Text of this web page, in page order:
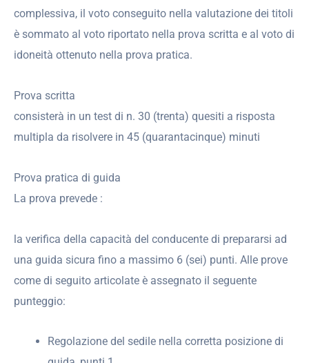
complessiva, il voto conseguito nella valutazione dei titoli
è sommato al voto riportato nella prova scritta e al voto di
idoneità ottenuto nella prova pratica.
Prova scritta
consisterà in un test di n. 30 (trenta) quesiti a risposta
multipla da risolvere in 45 (quarantacinque) minuti
Prova pratica di guida
La prova prevede :
la verifica della capacità del conducente di prepararsi ad
una guida sicura fino a massimo 6 (sei) punti. Alle prove
come di seguito articolate è assegnato il seguente
punteggio:
Regolazione del sedile nella corretta posizione di